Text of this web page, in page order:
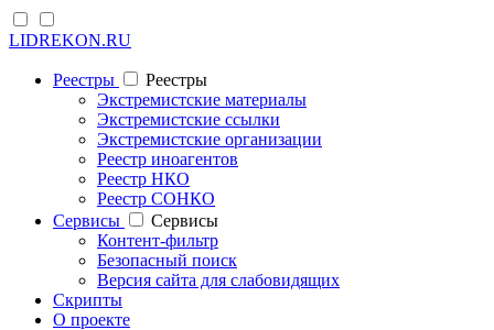
LIDREKON.RU
Реестры
Реестры
Экстремистские материалы
Экстремистские ссылки
Экстремистские организации
Реестр иноагентов
Реестр НКО
Реестр СОНКО
Cервисы
Cервисы
Контент-фильтр
Безопасный поиск
Версия сайта для слабовидящих
Скрипты
О проекте